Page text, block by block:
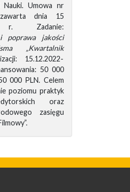
Nauki. Umowa nr
zawarta dnia 15
Zadanie:
poprawa jakości
„Kwartalnik
15.12.2022-
50 000
000 PLN. Celem
poziomu praktyk
oraz
zasięgu